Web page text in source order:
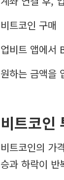
비트코인 구매
업비트 앱에서
원하는 금액을
비트코인
비트코인의 가
승과 하락이 반